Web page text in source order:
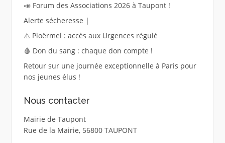
📣 Forum des Associations 2026 à Taupont !
Alerte sécheresse |
⚠️ Ploërmel : accès aux Urgences régulé
🩸 Don du sang : chaque don compte !
Retour sur une journée exceptionnelle à Paris pour
nos jeunes élus !
Nous contacter
Mairie de Taupont
Rue de la Mairie, 56800 TAUPONT